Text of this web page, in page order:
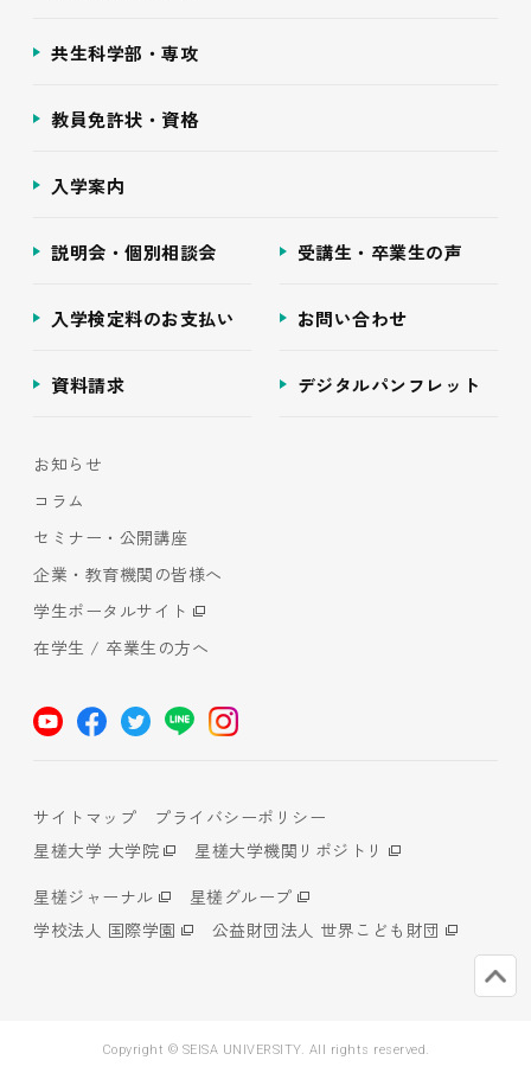
共生科学部・専攻
教員免許状・資格
入学案内
説明会・個別相談会 受講生・卒業生の声
入学検定料のお支払い お問い合わせ
資料請求 デジタルパンフレット
お知らせ
コラム
セミナー・公開講座
企業・教育機関の皆様へ
学生ポータルサイト
在学生 / 卒業生の方へ
サイトマップ
プライバシーポリシー
星槎大学 大学院
星槎大学機関リポジトリ
星槎ジャーナル
星槎グループ
学校法人 国際学園
公益財団法人 世界こども財団
Copyright © SEISA UNIVERSITY. All rights reserved.